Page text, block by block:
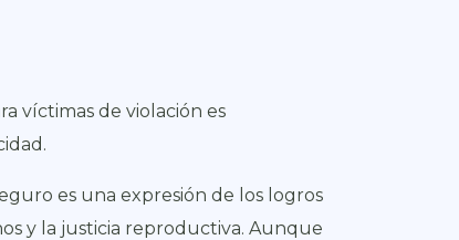
víctimas de violación es
es una expresión de los logros
y la justicia reproductiva. Aunque